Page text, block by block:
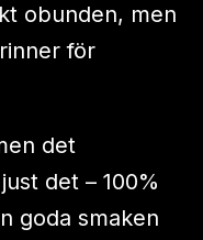
obunden, men
för
det
det – 100%
goda smaken